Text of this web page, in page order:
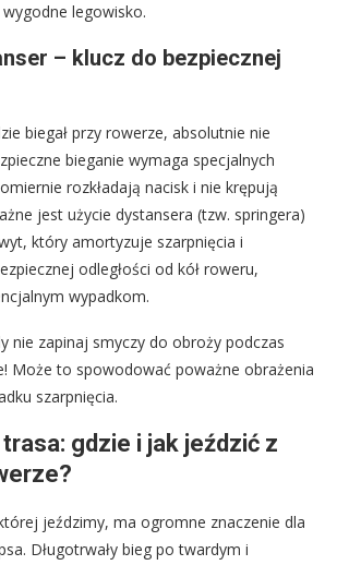
legowisko.
– klucz do bezpiecznej
biegał przy rowerze, absolutnie nie
bieganie wymaga specjalnych
rozkładają nacisk i nie krępują
jest użycie dystansera (tzw. springera)
który amortyzuje szarpnięcia i
odległości od kół roweru,
wypadkom.
nie zapinaj smyczy do obroży podczas
Może to spowodować poważne obrażenia
szarpnięcia.
gdzie i jak jeździć z
jeździmy, ma ogromne znaczenie dla
Długotrwały bieg po twardym i